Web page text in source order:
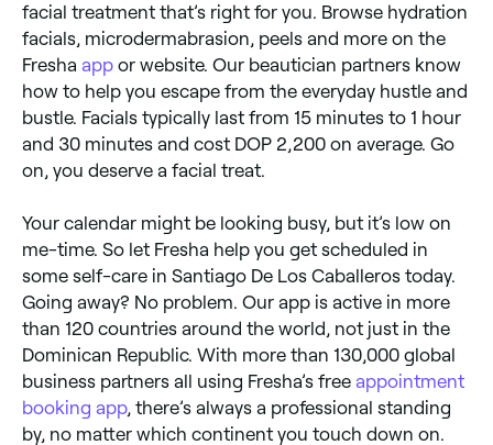
facial treatment that’s right for you. Browse hydration
facials, microdermabrasion, peels and more on the
Fresha app or website. Our beautician partners know
how to help you escape from the everyday hustle and
bustle. Facials typically last from 15 minutes to 1 hour
and 30 minutes and cost DOP 2,200 on average. Go
on, you deserve a facial treat.
Your calendar might be looking busy, but it’s low on
me-time. So let Fresha help you get scheduled in
some self-care in Santiago De Los Caballeros today.
Going away? No problem. Our app is active in more
than 120 countries around the world, not just in the
Dominican Republic. With more than 130,000 global
business partners all using Fresha’s free appointment
booking app, there’s always a professional standing
by, no matter which continent you touch down on.